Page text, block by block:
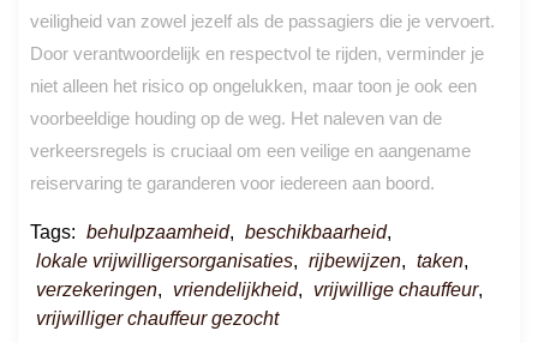
veiligheid van zowel jezelf als de passagiers die je vervoert.
Door verantwoordelijk en respectvol te rijden, verminder je
niet alleen het risico op ongelukken, maar toon je ook een
voorbeeldige houding op de weg. Het naleven van de
verkeersregels is cruciaal om een veilige en aangename
reiservaring te garanderen voor iedereen aan boord.
Tags: behulpzaamheid, beschikbaarheid,
lokale vrijwilligersorganisaties, rijbewijzen, taken,
verzekeringen, vriendelijkheid, vrijwillige chauffeur,
vrijwilliger chauffeur gezocht